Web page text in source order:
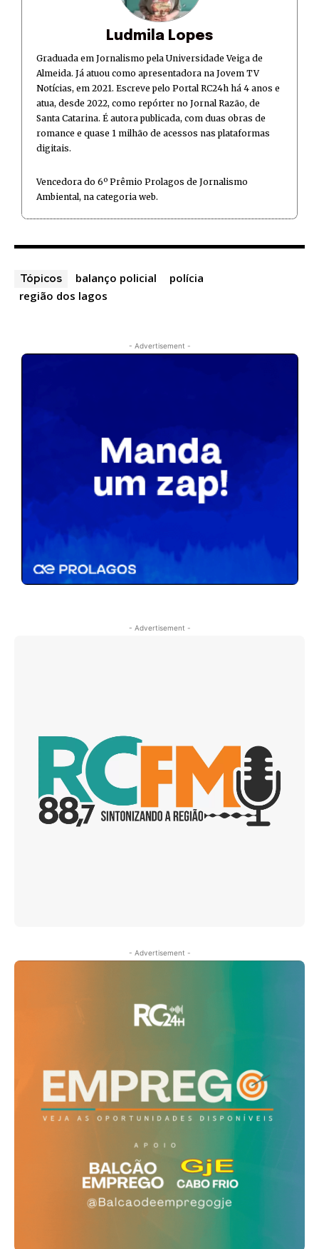
Ludmila Lopes
Graduada em Jornalismo pela Universidade Veiga de
Almeida. Já atuou como apresentadora na Jovem TV
Notícias, em 2021. Escreve pelo Portal RC24h há 4 anos e
atua, desde 2022, como repórter no Jornal Razão, de
Santa Catarina. É autora publicada, com duas obras de
romance e quase 1 milhão de acessos nas plataformas
digitais.
Vencedora do 6º Prêmio Prolagos de Jornalismo
Ambiental, na categoria web.
Tópicos balanço policial
polícia
região dos lagos
- Advertisement -
- Advertisement -
- Advertisement -